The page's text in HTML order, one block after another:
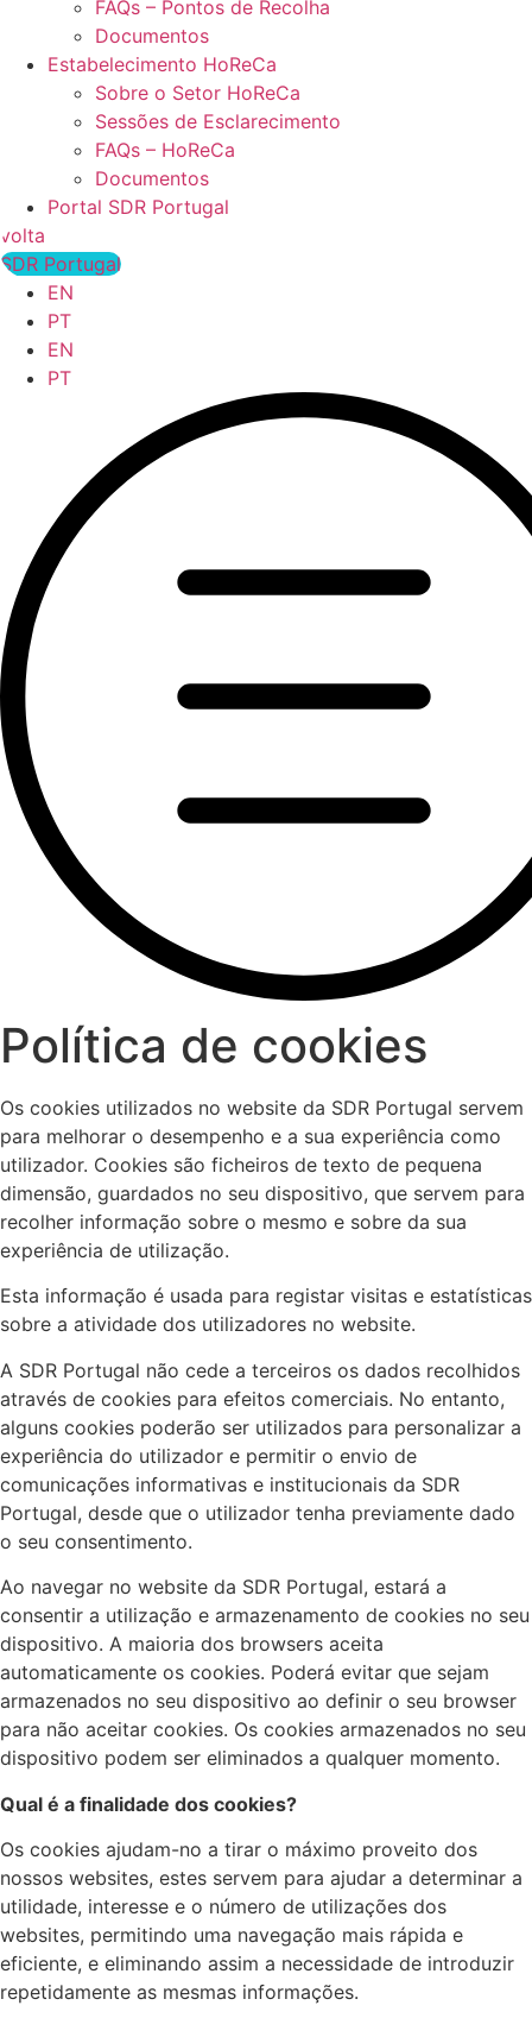
FAQs – Pontos de Recolha
Documentos
Estabelecimento HoReCa
Sobre o Setor HoReCa
Sessões de Esclarecimento
FAQs – HoReCa
Documentos
Portal SDR Portugal
volta
SDR Portugal
EN
PT
EN
PT
Política de cookies
Os cookies utilizados no website da SDR Portugal servem
para melhorar o desempenho e a sua experiência como
utilizador. Cookies são ficheiros de texto de pequena
dimensão, guardados no seu dispositivo, que servem para
recolher informação sobre o mesmo e sobre da sua
experiência de utilização.
Esta informação é usada para registar visitas e estatísticas
sobre a atividade dos utilizadores no website.
A SDR Portugal não cede a terceiros os dados recolhidos
através de cookies para efeitos comerciais. No entanto,
alguns cookies poderão ser utilizados para personalizar a
experiência do utilizador e permitir o envio de
comunicações informativas e institucionais da SDR
Portugal, desde que o utilizador tenha previamente dado
o seu consentimento.
Ao navegar no website da SDR Portugal, estará a
consentir a utilização e armazenamento de cookies no seu
dispositivo. A maioria dos browsers aceita
automaticamente os cookies. Poderá evitar que sejam
armazenados no seu dispositivo ao definir o seu browser
para não aceitar cookies. Os cookies armazenados no seu
dispositivo podem ser eliminados a qualquer momento.
Qual é a finalidade dos cookies?
Os cookies ajudam-no a tirar o máximo proveito dos
nossos websites, estes servem para ajudar a determinar a
utilidade, interesse e o número de utilizações dos
websites, permitindo uma navegação mais rápida e
eficiente, e eliminando assim a necessidade de introduzir
repetidamente as mesmas informações.